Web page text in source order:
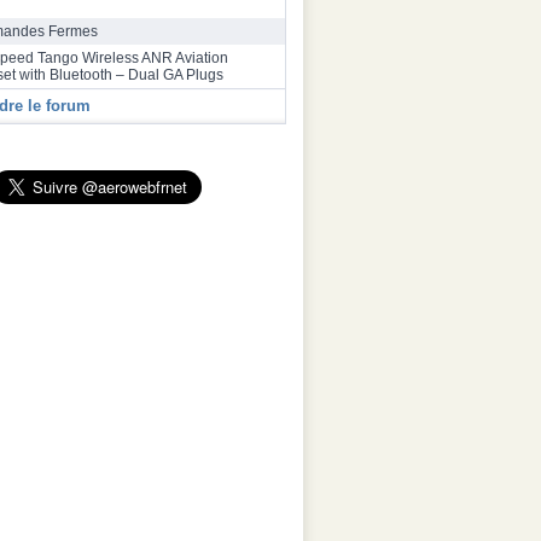
à Toulouse après un vol record de plus
depuis Melbourne
Fermes
Tango Wireless ANR Aviation
with Bluetooth – Dual GA Plugs
le forum